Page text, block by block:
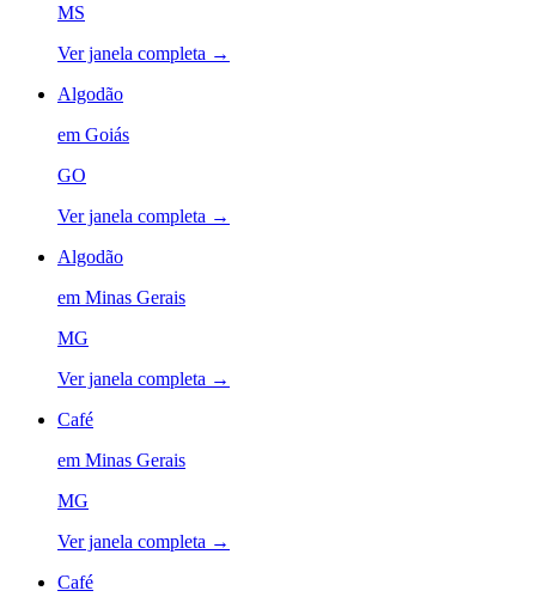
MS
Ver janela completa →
Algodão
em Goiás
GO
Ver janela completa →
Algodão
em Minas Gerais
MG
Ver janela completa →
Café
em Minas Gerais
MG
Ver janela completa →
Café